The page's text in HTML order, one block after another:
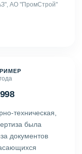
АО "ПромСтрой"
техническая,
была
документов